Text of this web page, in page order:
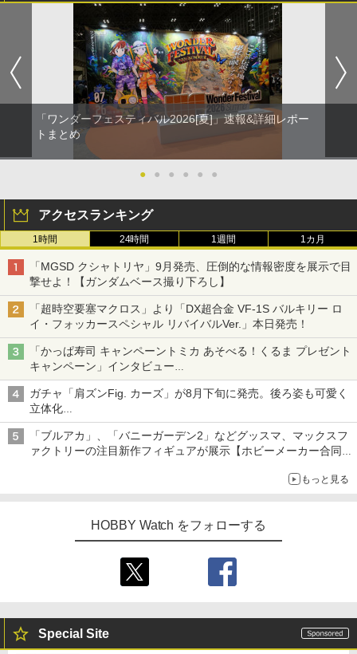
「ワンダーフェスティバル2026[夏]」速報&詳細レポー
トまとめ
● ● ● ● ● ●
アクセスランキング
1時間 24時間 1週間 1カ月
「MGSD クシャトリヤ」9月発売、圧倒的な情報密度を展示で目
撃せよ！【ガンダムベース撮り下ろし】
「超時空要塞マクロス」より「DX超合金 VF-1S バルキリー ロ
イ・フォッカースペシャル リバイバルVer.」本日発売！
「かっぱ寿司 キャンペーントミカ あそべる！くるま プレゼント
キャンペーン」インタビュー
子どもが楽しめるかっぱ寿司ならではの体験とコラボの楽しさを
追求
ガチャ「肩ズンFig. カーズ」が8月下旬に発売。後ろ姿も可愛く
立体化
ライトニング・マックィーンやメーターなど4種がラインナップ
「ブルアカ」、「バニーガーデン2」などグッスマ、マックスフ
ァクトリーの注目新作フィギュアが展示【ホビーメーカー合同展
もっと見る
HOBBY Watch をフォローする
Special Site